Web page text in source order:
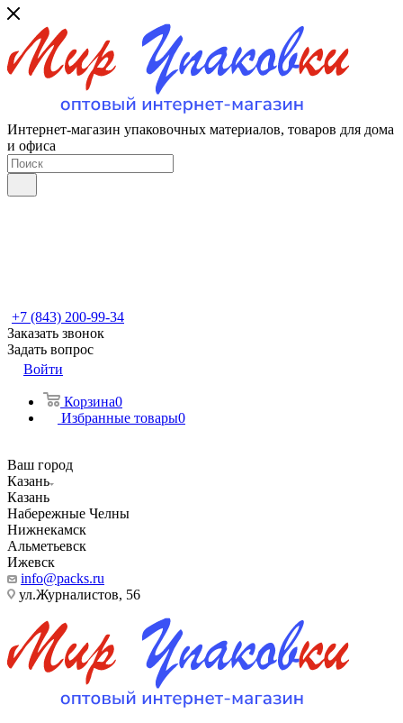
Интернет-магазин упаковочных материалов, товаров для дома
и офиса
+7 (843) 200-99-34
Заказать звонок
Задать вопрос
Войти
Корзина0
Избранные товары0
Ваш город
Казань
Казань
Набережные Челны
Нижнекамск
Альметьевск
Ижевск
info@packs.ru
ул.Журналистов, 56